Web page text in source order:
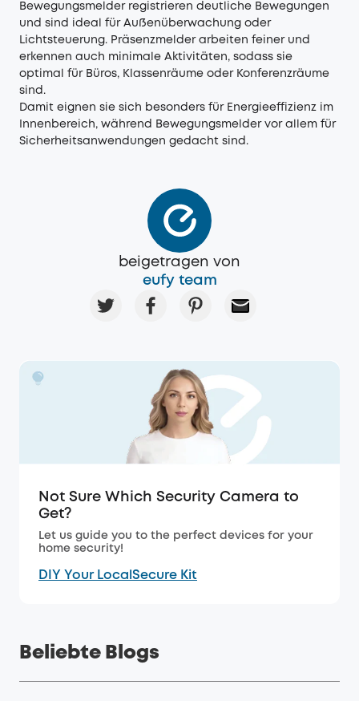
Bewegungsmelder registrieren deutliche Bewegungen
und sind ideal für Außenüberwachung oder
Lichtsteuerung. Präsenzmelder arbeiten feiner und
erkennen auch minimale Aktivitäten, sodass sie
optimal für Büros, Klassenräume oder Konferenzräume
sind.
Damit eignen sie sich besonders für Energieeffizienz im
Innenbereich, während Bewegungsmelder vor allem für
Sicherheitsanwendungen gedacht sind.
beigetragen von
eufy team
Not Sure Which Security Camera to
Get?
Let us guide you to the perfect devices for your
home security!
DIY Your LocalSecure Kit
Beliebte Blogs